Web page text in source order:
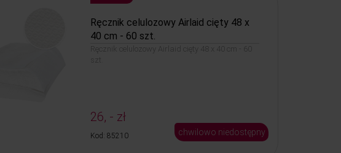
Ręcznik celulozowy Airlaid cięty 48 x
40 cm - 60 szt.
Ręcznik celulozowy Airlaid cięty 48 x 40 cm - 60
szt.
26, - zł
Kod: 85210 chwilowo niedostępny